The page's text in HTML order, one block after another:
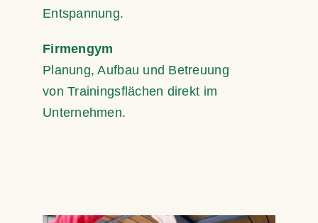
Entspannung.
Firmengym
Planung, Aufbau und Betreuung
von Trainingsflächen direkt im
Unternehmen.